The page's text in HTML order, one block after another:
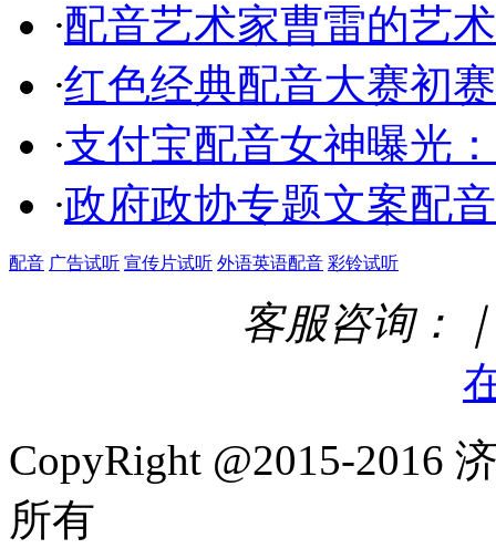
·配音艺术家曹雷的艺
·红色经典配音大赛初
·支付宝配音女神曝光
·政府政协专题文案配
配音 广告试听 宣传片试听 外语英语配音 彩铃试听
客服咨询：
CopyRight @2015-2016
所有